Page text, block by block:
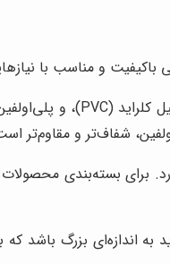
و مناسب با
شفاف‌تر و مقاوم‌تر
برای بسته‌بندی
اندازه‌ای بزرگ باشد